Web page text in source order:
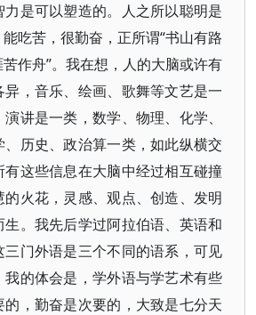
是可以塑造的。人之所以聪明是
吃苦，很勤奋，正所谓“书山有路
作舟”。我在想，人的大脑或许有
，音乐、绘画、歌舞等文艺是一
讲是一类，数学、物理、化学、
历史、政治算一类，如此纵横交
这些信息在大脑中经过相互碰撞
的火花，灵感、观点、创造、发明
。我先后学过阿拉伯语、英语和
三门外语是三个不同的语系，可见
的体会是，学外语与学艺术有些
，勤奋是次要的，大致是七分天